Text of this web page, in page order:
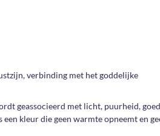
verbinding met het goddelijke
geassocieerd met licht, puurheid,
een kleur die geen warmte opneemt en